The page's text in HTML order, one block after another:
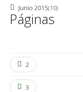
Junio 2015(10)
Páginas
2
3